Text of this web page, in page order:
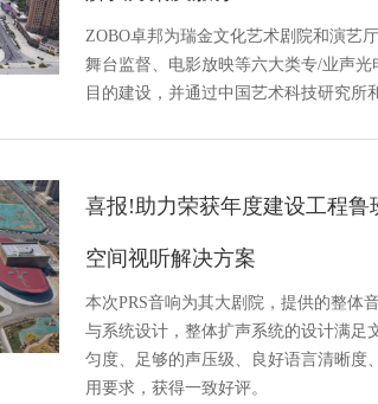
ZOBO卓邦为瑞金文化艺术剧院和演艺
舞台监督、电影放映等六大类专/业声
目的建设，并通过中国艺术科技研究所
喜报!助力荣获年度建设工程鲁
空间视听解决方案
本次PRS音响为其大剧院，提供的整体
与系统设计，整体扩声系统的设计满足
匀度、足够的声压级、良好语言清晰度
用要求，获得一致好评。